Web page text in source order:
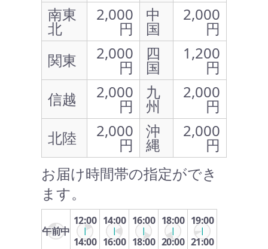
南東
北
2,000
円
中
国
2,000
円
関東
2,000
円
四
国
1,200
円
信越
2,000
円
九
州
2,000
円
北陸
2,000
円
沖
縄
2,000
円
お届け時間帯の指定ができ
ます。
午前中
12:00
14:00
14:00
16:00
16:00
18:00
18:00
20:00
19:00
21:00